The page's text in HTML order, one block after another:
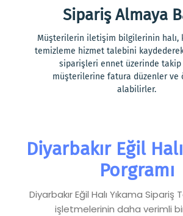
Sipariş Almaya
Müşterilerin iletişim bilgilerinin halı,
temizleme hizmet talebini
siparişleri ennet üzerinde takip
müşterilerine fatura düzenler ve
alabilirler.
Diyarbakır Eğil
Porgramı
Diyarbakır Eğil Halı Yıkama Sipariş
işletmelerinin daha verimli